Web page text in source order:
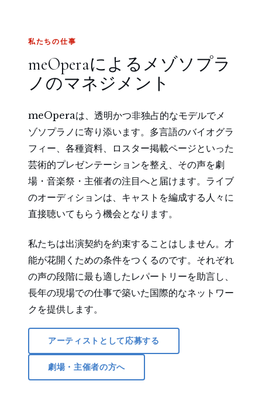
私たちの仕事
meOperaによるメゾソプラ
ノのマネジメント
meOperaは、透明かつ非独占的なモデルでメ
ゾソプラノに寄り添います。多言語のバイオグラ
フィー、各種資料、ロスター掲載ページといった
芸術的プレゼンテーションを整え、その声を劇
場・音楽祭・主催者の注目へと届けます。ライブ
のオーディションは、キャストを編成する人々に
直接聴いてもらう機会となります。
私たちは出演契約を約束することはしません。才
能が花開くための条件をつくるのです。それぞれ
の声の段階に最も適したレパートリーを助言し、
長年の現場での仕事で築いた国際的なネットワー
クを提供します。
アーティストとして応募する
劇場・主催者の方へ